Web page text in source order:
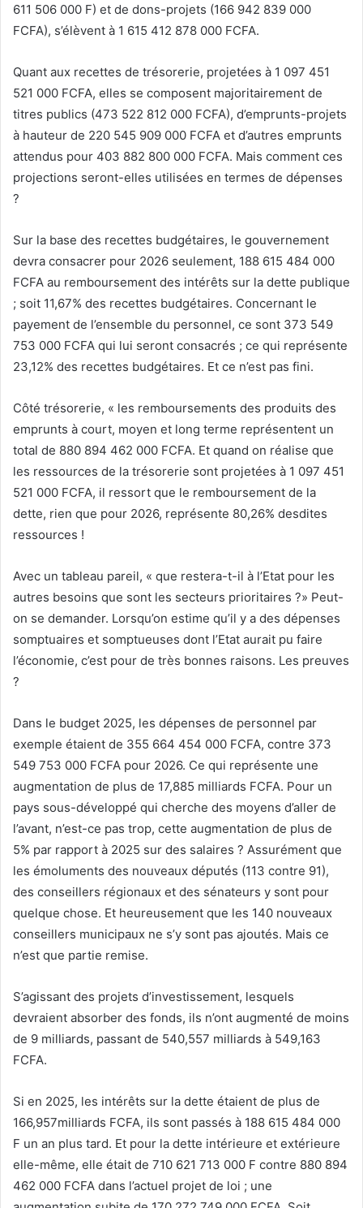
611 506 000 F) et de dons-projets (166 942 839 000
FCFA), s’élèvent à 1 615 412 878 000 FCFA.
Quant aux recettes de trésorerie, projetées à 1 097 451
521 000 FCFA, elles se composent majoritairement de
titres publics (473 522 812 000 FCFA), d’emprunts-projets
à hauteur de 220 545 909 000 FCFA et d’autres emprunts
attendus pour 403 882 800 000 FCFA. Mais comment ces
projections seront-elles utilisées en termes de dépenses
?
Sur la base des recettes budgétaires, le gouvernement
devra consacrer pour 2026 seulement, 188 615 484 000
FCFA au remboursement des intérêts sur la dette publique
; soit 11,67% des recettes budgétaires. Concernant le
payement de l’ensemble du personnel, ce sont 373 549
753 000 FCFA qui lui seront consacrés ; ce qui représente
23,12% des recettes budgétaires. Et ce n’est pas fini.
Côté trésorerie, « les remboursements des produits des
emprunts à court, moyen et long terme représentent un
total de 880 894 462 000 FCFA. Et quand on réalise que
les ressources de la trésorerie sont projetées à 1 097 451
521 000 FCFA, il ressort que le remboursement de la
dette, rien que pour 2026, représente 80,26% desdites
ressources !
Avec un tableau pareil, « que restera-t-il à l’Etat pour les
autres besoins que sont les secteurs prioritaires ?» Peut-
on se demander. Lorsqu’on estime qu’il y a des dépenses
somptuaires et somptueuses dont l’Etat aurait pu faire
l’économie, c’est pour de très bonnes raisons. Les preuves
?
Dans le budget 2025, les dépenses de personnel par
exemple étaient de 355 664 454 000 FCFA, contre 373
549 753 000 FCFA pour 2026. Ce qui représente une
augmentation de plus de 17,885 milliards FCFA. Pour un
pays sous-développé qui cherche des moyens d’aller de
l’avant, n’est-ce pas trop, cette augmentation de plus de
5% par rapport à 2025 sur des salaires ? Assurément que
les émoluments des nouveaux députés (113 contre 91),
des conseillers régionaux et des sénateurs y sont pour
quelque chose. Et heureusement que les 140 nouveaux
conseillers municipaux ne s’y sont pas ajoutés. Mais ce
n’est que partie remise.
S’agissant des projets d’investissement, lesquels
devraient absorber des fonds, ils n’ont augmenté de moins
de 9 milliards, passant de 540,557 milliards à 549,163
FCFA.
Si en 2025, les intérêts sur la dette étaient de plus de
166,957milliards FCFA, ils sont passés à 188 615 484 000
F un an plus tard. Et pour la dette intérieure et extérieure
elle-même, elle était de 710 621 713 000 F contre 880 894
462 000 FCFA dans l’actuel projet de loi ; une